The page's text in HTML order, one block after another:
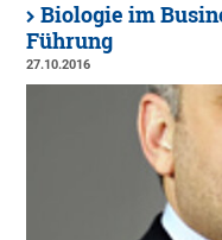
Biologie im
Führung
27.10.2016